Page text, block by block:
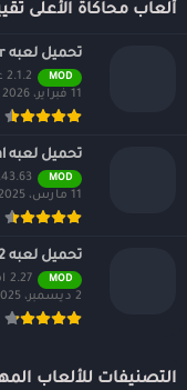
ألعاب محاكاة الأعلى
تحميل لعبه Fallout Shelter مهكره للاندرويد 2026
MOD
2.1.2 عملات غير محدودة
11 فبراير، 2026
تحميل لعبه Vlogger Go Viral مهكره للاندرويد
MOD
2.43.63 الأحجار الكريمة
11 مارس، 2025
تحميل لعبه Bid Wars 2 مهكره للاندرويد 2026
MOD
2.27 اموال غير محدودة
2 ديسمبر، 2025
التصنيفات للألعاب